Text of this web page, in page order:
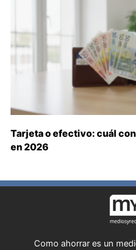
Tarjeta o efectivo: cuál
en 2026
Como ahorrar es un